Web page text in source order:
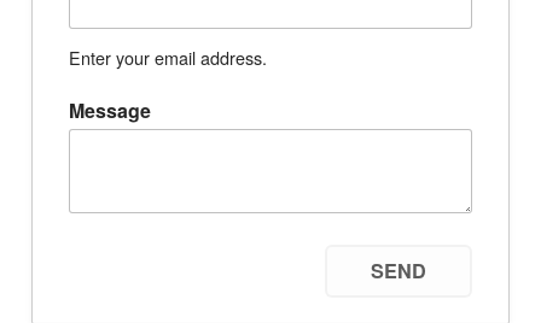
Enter your email address.
Message